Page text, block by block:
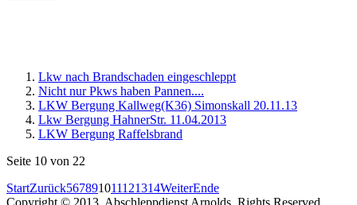
Lkw nach Brandschaden eingeschleppt
Nicht nur Pkws haben Pannen....
LKW Bergung Kallweg(K36) Simonskall 20.11.13
Lkw Bergung HahnerStr. 11.04.2013
LKW Bergung Raffelsbrand
Seite 10 von 22
StartZurück567891011121314WeiterEnde
Copyright © 2013. Abschleppdienst Arnolds Rights Reserved.